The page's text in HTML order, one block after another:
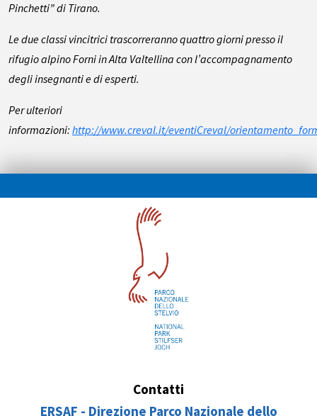
Pinchetti” di Tirano.
Le due classi vincitrici trascorreranno quattro giorni presso il
rifugio alpino Forni in Alta Valtellina con l’accompagnamento
degli insegnanti e di esperti.
Per ulteriori
informazioni: http://www.creval.it/eventiCreval/
Contatti
ERSAF - Direzione Parco Nazionale dello